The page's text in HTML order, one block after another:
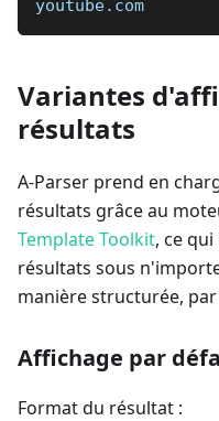
youtube.com
Variantes
résultats
A-Parser prend en
résultats grâce au
Template Toolkit, ce
résultats sous
manière structurée, par
Affichage par
Format du résultat :